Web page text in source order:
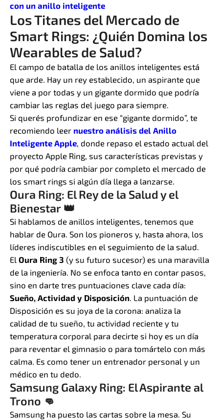
con un anillo inteligente
Los Titanes del Mercado de
Smart Rings: ¿Quién Domina los
Wearables de Salud?
El campo de batalla de los anillos inteligentes está
que arde. Hay un rey establecido, un aspirante que
viene a por todas y un gigante dormido que podría
cambiar las reglas del juego para siempre.
Si querés profundizar en ese “gigante dormido”, te
recomiendo leer nuestro análisis del Anillo
Inteligente Apple, donde repaso el estado actual del
proyecto Apple Ring, sus características previstas y
por qué podría cambiar por completo el mercado de
los smart rings si algún día llega a lanzarse.
Oura Ring: El Rey de la Salud y el
Bienestar 👑
Si hablamos de anillos inteligentes, tenemos que
hablar de Oura. Son los pioneros y, hasta ahora, los
líderes indiscutibles en el seguimiento de la salud.
El Oura Ring 3 (y su futuro sucesor) es una maravilla
de la ingeniería. No se enfoca tanto en contar pasos,
sino en darte tres puntuaciones clave cada día:
Sueño, Actividad y Disposición. La puntuación de
Disposición es su joya de la corona: analiza la
calidad de tu sueño, tu actividad reciente y tu
temperatura corporal para decirte si hoy es un día
para reventar el gimnasio o para tomártelo con más
calma. Es como tener un entrenador personal y un
médico en tu dedo.
Samsung Galaxy Ring: El Aspirante al
Trono 👊
Samsung ha puesto las cartas sobre la mesa. Su